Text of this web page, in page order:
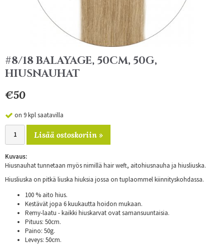
#8/18 BALAYAGE, 50CM, 50G,
HIUSNAUHAT
€50
on 9 kpl saatavilla
Lisää ostoskoriin »
Kuvaus:
Hiusnauhat tunnetaan myös nimillä hair weft, aitohiusnauha ja hiusliuska.
Hiusliuska on pitkä liuska hiuksia jossa on tuplaommel kiinnityskohdassa.
100 % aito hius.
Kestävät jopa 6 kuukautta hoidon mukaan.
Remy-laatu - kaikki hiuskarvat ovat samansuuntaisia.
Pituus: 50cm.
Paino: 50g.
Leveys: 50cm.